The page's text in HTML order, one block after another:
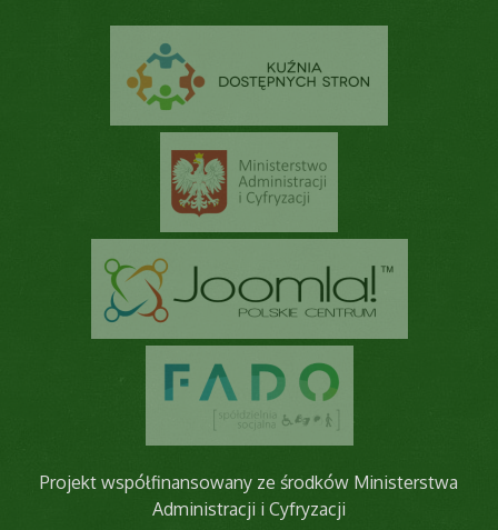
Projekt współfinansowany ze środków Ministerstwa
Administracji i Cyfryzacji